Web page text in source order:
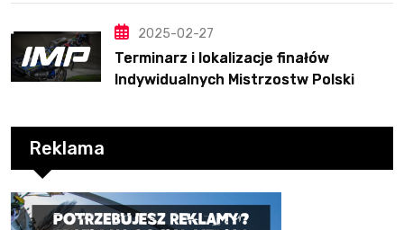
2025-02-27
Terminarz i lokalizacje finałów
Indywidualnych Mistrzostw Polski
Reklama